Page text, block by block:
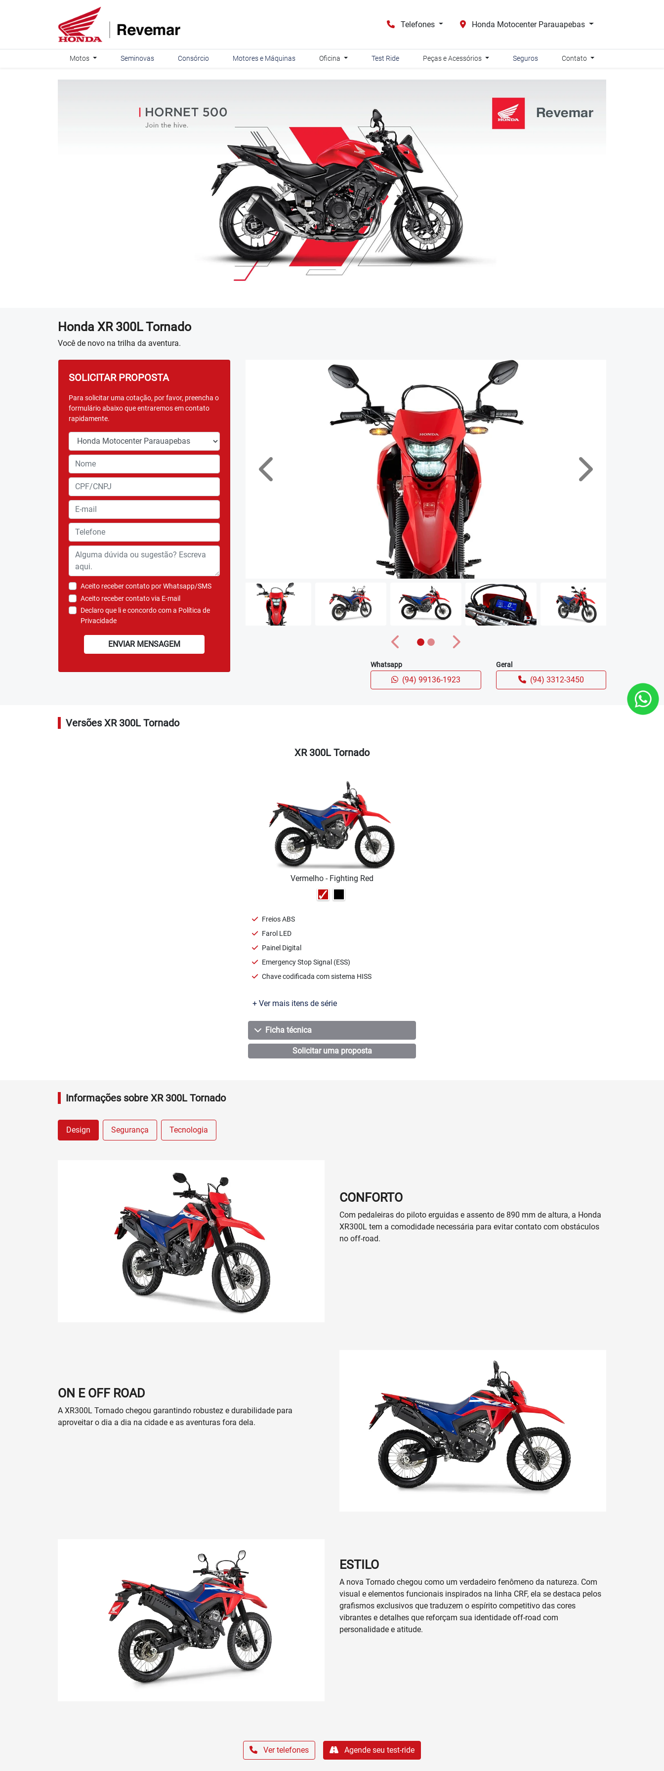
Telefones Honda Motocenter Parauapebas
Motos Seminovas Consórcio Motores e Máquinas Oficina Test Ride Peças e Acessórios Seguros Contato
Honda XR 300L Tornado
Você de novo na trilha da aventura.
SOLICITAR PROPOSTA
Para solicitar uma cotação, por favor, preencha o
formulário abaixo que entraremos em contato
rapidamente.
Aceito receber contato por Whatsapp/SMS
Aceito receber contato via E-mail
Declaro que li e concordo com a Política de
Privacidade
ENVIAR MENSAGEM
Anterior Próximo
Anterior Próximo
Whatsapp
(94) 99136-1923
Geral
(94) 3312-3450
Versões XR 300L Tornado
XR 300L Tornado
Vermelho - Fighting Red
Freios ABS
Farol LED
Painel Digital
Emergency Stop Signal (ESS)
Chave codificada com sistema HISS
+ Ver mais itens de série
Ficha técnica
Solicitar uma proposta
Informações sobre XR 300L Tornado
Design Segurança Tecnologia
CONFORTO
Com pedaleiras do piloto erguidas e assento de 890 mm de altura, a Honda
XR300L tem a comodidade necessária para evitar contato com obstáculos
no off-road.
ON E OFF ROAD
A XR300L Tornado chegou garantindo robustez e durabilidade para
aproveitar o dia a dia na cidade e as aventuras fora dela.
ESTILO
A nova Tornado chegou como um verdadeiro fenômeno da natureza. Com
visual e elementos funcionais inspirados na linha CRF, ela se destaca pelos
grafismos exclusivos que traduzem o espírito competitivo das cores
vibrantes e detalhes que reforçam sua identidade off-road com
personalidade e atitude.
Ver telefones Agende seu test-ride